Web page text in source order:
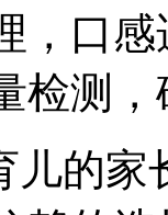
，口
检测
儿的